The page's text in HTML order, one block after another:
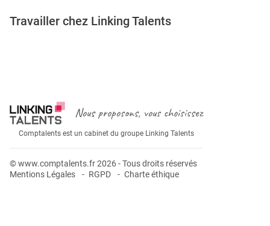
Travailler chez Linking Talents
Nous proposons, vous choisissez
Comptalents est un cabinet du groupe Linking Talents
© www.comptalents.fr 2026 - Tous droits réservés
Mentions Légales
RGPD Charte éthique